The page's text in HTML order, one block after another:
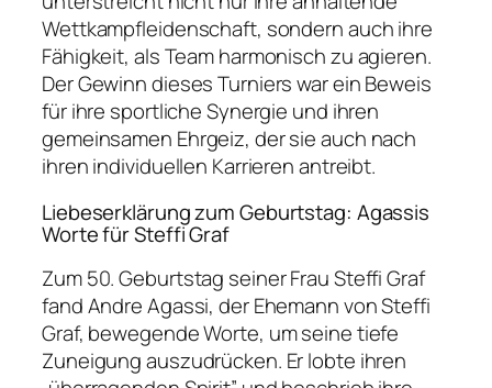
Wettkampfleidenschaft, sondern auch ihre
Fähigkeit, als Team harmonisch zu agieren.
Der Gewinn dieses Turniers war ein Beweis
für ihre sportliche Synergie und ihren
gemeinsamen Ehrgeiz, der sie auch nach
ihren individuellen Karrieren antreibt.
Liebeserklärung zum Geburtstag: Agassis
Worte für Steffi Graf
Zum 50. Geburtstag seiner Frau Steffi Graf
fand Andre Agassi, der Ehemann von Steffi
Graf, bewegende Worte, um seine tiefe
Zuneigung auszudrücken. Er lobte ihren